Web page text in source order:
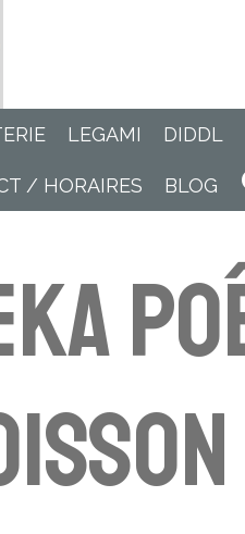
LEGAMI DIDDL
/ HORAIRES BLOG